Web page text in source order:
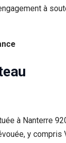
à
à
y compris